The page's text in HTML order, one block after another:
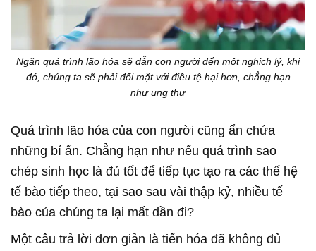
Ngăn quá trình lão hóa sẽ dẫn con người đến một nghịch lý, khi
đó, chúng ta sẽ phải đối mặt với điều tệ hại hơn, chẳng hạn
như ung thư
Quá trình lão hóa của con người cũng ẩn chứa
những bí ẩn. Chẳng hạn như nếu quá trình sao
chép sinh học là đủ tốt để tiếp tục tạo ra các thế hệ
tế bào tiếp theo, tại sao sau vài thập kỷ, nhiều tế
bào của chúng ta lại mất dần đi?
Một câu trả lời đơn giản là tiến hóa đã không đủ